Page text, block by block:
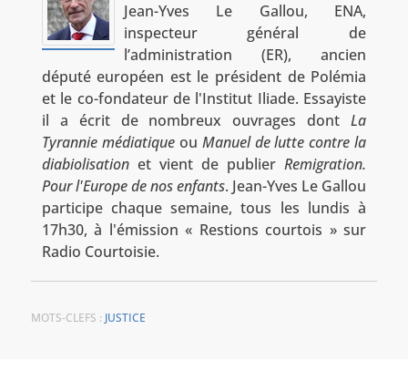
Jean-Yves Le Gallou, ENA,
inspecteur général de
l’administration (ER), ancien
député européen est le président de Polémia
et le co-fondateur de l'Institut Iliade. Essayiste
il a écrit de nombreux ouvrages dontLa
Tyrannie médiatiqueou Manuel de lutte contre la
diabiolisationet vient de publierRemigration.
Pour l'Europe de nos enfants. Jean-Yves Le Gallou
participe chaque semaine, tous les lundis à
17h30, à l'émission « Restions courtois » sur
Radio Courtoisie.
MOTS-CLEFS : JUSTICE